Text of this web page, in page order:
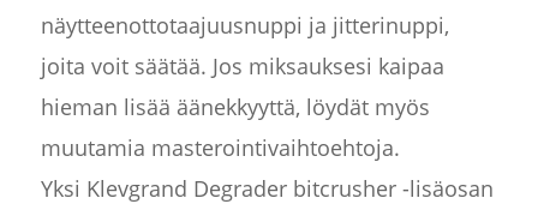
näytteenottotaajuusnuppi ja jitterinuppi,
joita voit säätää. Jos miksauksesi kaipaa
hieman lisää äänekkyyttä, löydät myös
muutamia masterointivaihtoehtoja.
Yksi Klevgrand Degrader bitcrusher -lisäosan